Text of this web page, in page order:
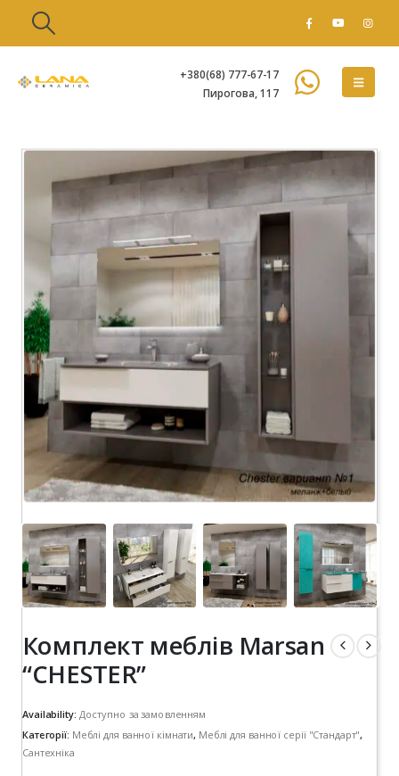
+380(68) 777-67-17
Пирогова, 117
Комплект меблів Marsan
“CHESTER”
Availability: Доступно за замовленням
Категорії: Меблі для ванної кімнати, Меблі для ванної серії "Стандарт",
Сантехніка